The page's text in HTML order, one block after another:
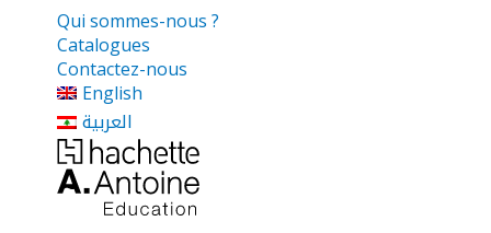
Qui sommes-nous ?
Catalogues
Contactez-nous
English
العربية